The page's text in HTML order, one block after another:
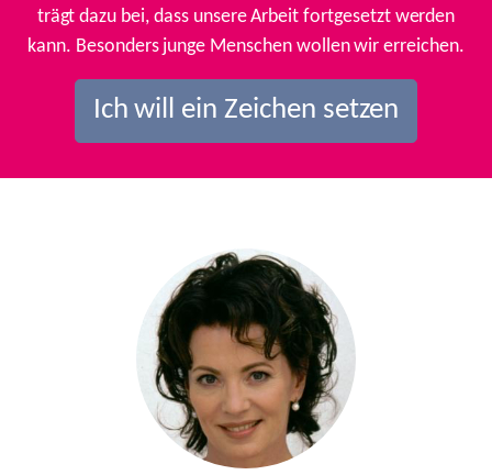
trägt dazu bei, dass unsere Arbeit fortgesetzt werden
kann. Besonders junge Menschen wollen wir erreichen.
Ich will ein Zeichen setzen